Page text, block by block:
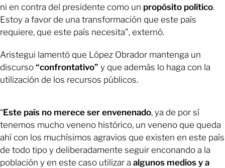
ni en contra del presidente como un propósito político.
Estoy a favor de una transformación que este país
requiere, que este país necesita”, externó.
Aristegui lamentó que López Obrador mantenga un
discurso “confrontativo” y que además lo haga con la
utilización de los recursos públicos.
“Este país no merece ser envenenado, ya de por sí
tenemos mucho veneno histórico, un veneno que queda
ahí con los muchísimos agravios que existen en este país
de todo tipo y deliberadamente seguir enconando a la
población y en este caso utilizar a algunos medios y a